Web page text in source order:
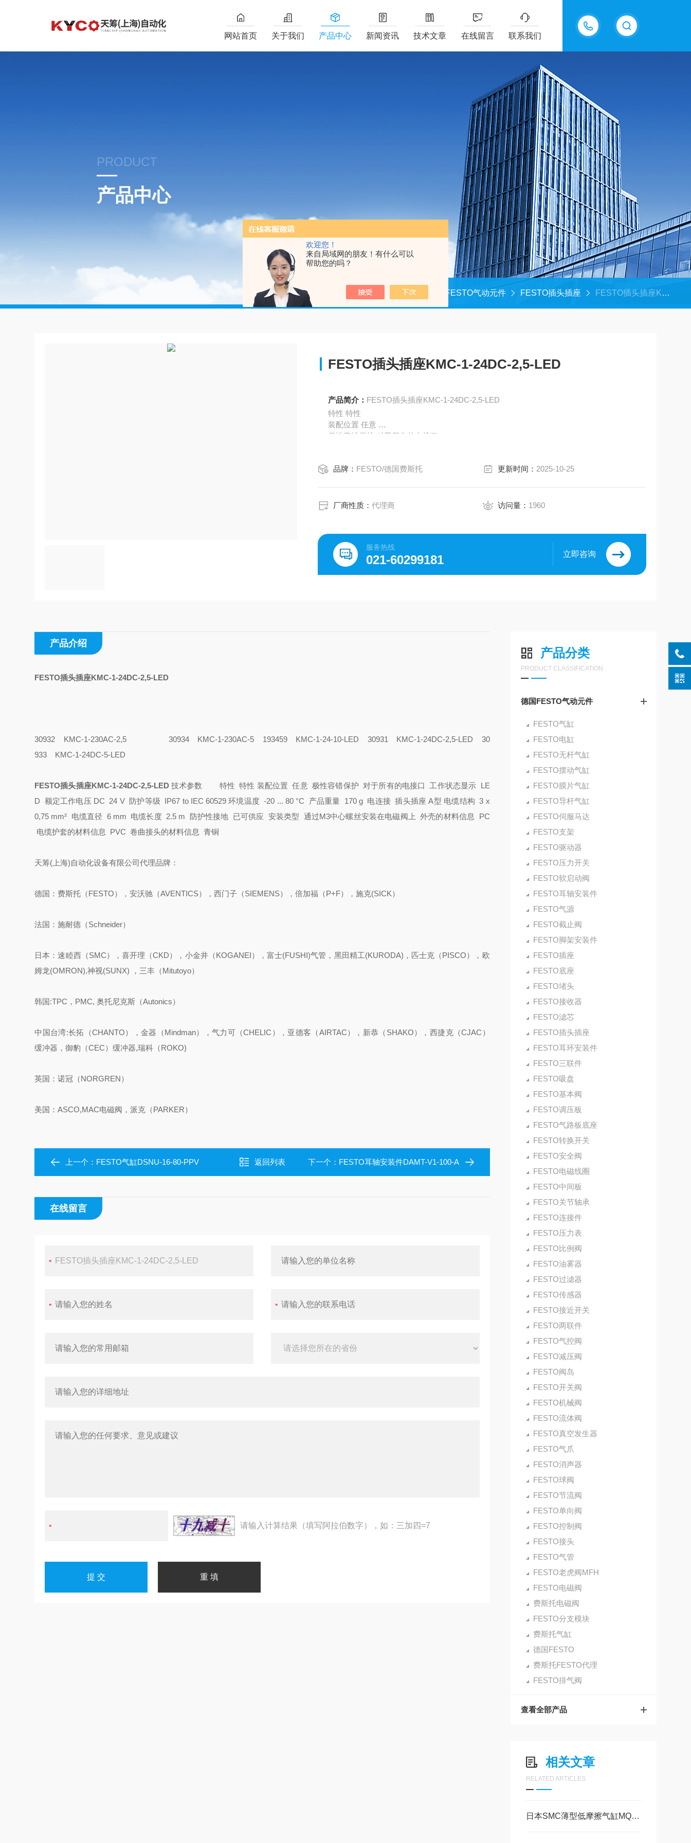
欢迎您！
来自局域网的朋友！有什么可以
帮助您的吗？
18217294416
网站首页 关于我们 产品中心 新闻资讯 技术文章 在线留言 联系我们
PRODUCT
产品中心
首页 产品中心 德国FESTO气动元件 FESTO插头插座 FESTO插头插座KMC-1-24DC-2,5-LED
FESTO插头插座KMC-1-24DC-2,5-LED
产品简介： FESTO插头插座KMC-1-24DC-2,5-LED
特性 特性
装配位置 任意
极性容错保护 对于所有的电接口
防护等级 IP67
产品重量 170 g
电缆直
品牌： FESTO/德国费斯托 更新时间： 2025-10-25
厂商性质：代理商 访问量： 1960
服务热线
021-60299181 立即咨询
产品分类
PRODUCT CLASSIFICATION
德国FESTO气动元件
FESTO气缸
FESTO电缸
FESTO无杆气缸
FESTO摆动气缸
FESTO膜片气缸
FESTO导杆气缸
FESTO伺服马达
FESTO支架
FESTO驱动器
FESTO压力开关
FESTO软启动阀
FESTO耳轴安装件
FESTO气源
FESTO截止阀
FESTO脚架安装件
FESTO插座
FESTO底座
FESTO堵头
FESTO接收器
FESTO滤芯
FESTO插头插座
FESTO耳环安装件
FESTO三联件
FESTO吸盘
FESTO基本阀
FESTO调压板
FESTO气路板底座
FESTO转换开关
FESTO安全阀
FESTO电磁线圈
FESTO中间板
FESTO关节轴承
FESTO连接件
FESTO压力表
FESTO比例阀
FESTO油雾器
FESTO过滤器
FESTO传感器
FESTO接近开关
FESTO两联件
FESTO气控阀
FESTO减压阀
FESTO阀岛
FESTO开关阀
FESTO机械阀
FESTO流体阀
FESTO真空发生器
FESTO气爪
FESTO消声器
FESTO球阀
FESTO节流阀
FESTO单向阀
FESTO控制阀
FESTO接头
FESTO气管
FESTO老虎阀MFH
FESTO电磁阀
费斯托电磁阀
FESTO分支模块
费斯托气缸
德国FESTO
费斯托FESTO代理
FESTO排气阀
查看全部产品
相关文章
RELATED ARTICLES
日本SMC薄型低摩擦气缸MQQTB30-16D
产品介绍
FESTO插头插座KMC-1-24DC-2,5-LED
30932 KMC-1-230AC-2,5 30934 KMC-1-230AC-5 193459 KMC-1-24-10-LED 30931 KMC-1-24DC-2,5-LED 30
933 KMC-1-24DC-5-LED
FESTO插头插座KMC-1-24DC-2,5-LED技术参数 特性 特性 装配位置 任意极性容错保护 对于所有的电接口 工作状态显示 LE
D 额定工作电压 DC 24 V 防护等级 IP67 to IEC 60529环境温度 -20 ... 80 °C 产品重量 170 g 电连接 插头插座A型 电缆结构 3 x
0,75 mm² 电缆直径 6 mm 电缆长度 2.5 m 防护性接地 已可供应 安装类型 通过M3中心螺丝安装在电磁阀上外壳的材料信息 PC
电缆护套的材料信息 PVC卷曲接头的材料信息 青铜
天筹(上海)自动化设备有限公司代理品牌：
德国：费斯托（FESTO），安沃驰（AVENTICS），西门子（SIEMENS），倍加福（P+F），施克(SICK）
法国：施耐德（Schneider）
日本：速睦西（SMC），喜开理（CKD），小金井（KOGANEI），富士(FUSHI)气管，黑田精工(KURODA)，匹士克（PISCO），欧
姆龙(OMRON),神视(SUNX) ，三丰（Mitutoyo）
韩国:TPC，PMC, 奥托尼克斯（Autonics）
中国台湾:长拓（CHANTO），金器（Mindman），气力可（CHELIC），亚德客（AIRTAC），新恭（SHAKO），西捷克（CJAC）
缓冲器，御豹（CEC）缓冲器,瑞科（ROKO)
英国：诺冠（NORGREN）
美国：ASCO,MAC电磁阀，派克（PARKER）
上一个： FESTO气缸DSNU-16-80-PPV 返回列表 下一个： FESTO耳轴安装件DAMT-V1-100-A
在线留言
请输入计算结果（填写阿拉伯数字），如：三加四=7